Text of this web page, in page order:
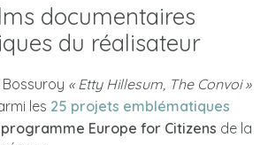
documentaires
du réalisateur
Bossuroy « Etty Hillesum, The Convoi »
les 25 projets emblématiques
programme Europe for Citizens de la